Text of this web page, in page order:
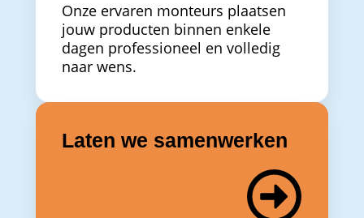
Onze ervaren monteurs plaatsen
jouw producten binnen enkele
dagen professioneel en volledig
naar wens.
Laten we samenwerken